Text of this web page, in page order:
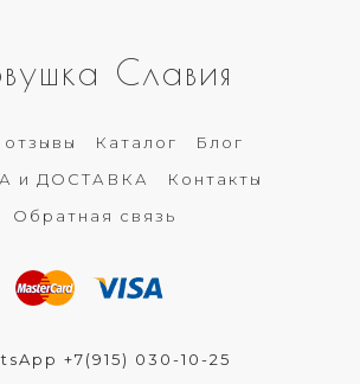
Славия
Каталог
Блог
и ДОСТАВКА
Контакты
Обратная связь
+7(915) 030-10-25